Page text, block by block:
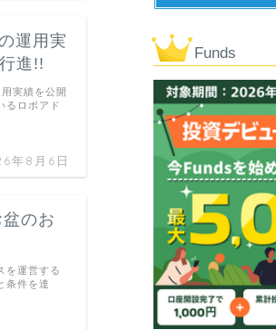
運用実
進!!
年8月6日
実績を公開
るロボアド
のお
を運営する
条件を達
投資型クラファン
Funds